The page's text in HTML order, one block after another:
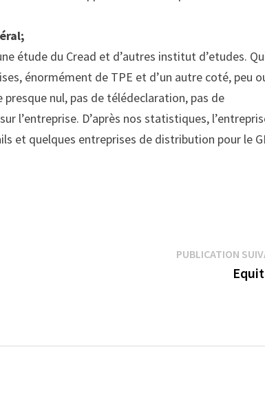
étude du Cread et d’autres institut d’etudes.
énormément de TPE et d’un autre coté, peu
nul, pas de télédeclaration, pas de
l’entreprise. D’après nos statistiques,
et quelques entreprises de distribution pour le
PUBLICATION